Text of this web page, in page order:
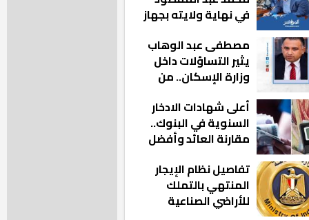
في نهاية ولايته بجهاز
مصطفى عبد الوهاب
يثير التساؤلات داخل
وزارة الإسكان.. من
المناصب؟
أعلى شهادات الادخار
السنوية في البنوك..
مقارنة العائد وأفضل
تفاصيل نظام الإيجار
المنتهي بالتملك
للأراضي الصناعية